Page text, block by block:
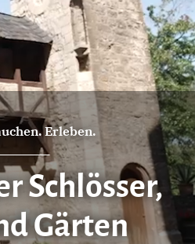
Erleben.
Schlösser,
Gärten